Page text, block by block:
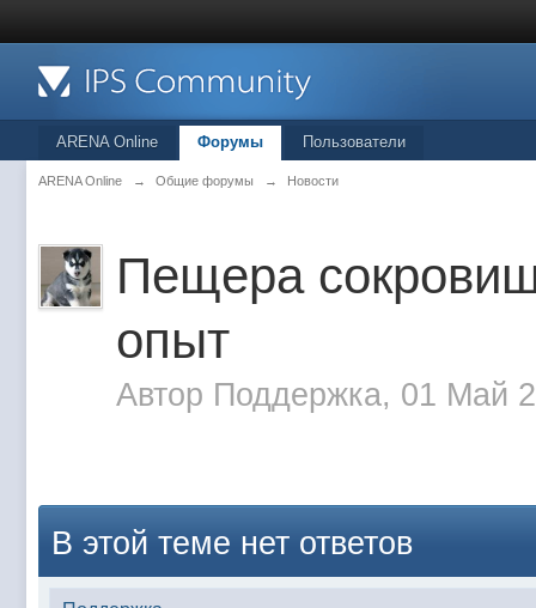
ARENA Online Форумы Пользователи
ARENA Online → Общие форумы → Новости
Пещера
опыт
Автор Поддержка, 01 Май
В этой теме нет ответов